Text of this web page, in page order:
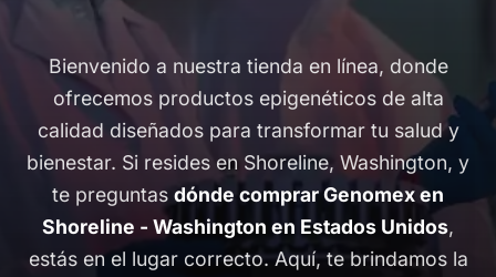
Bienvenido a nuestra tienda en línea, donde
ofrecemos productos epigenéticos de alta
calidad diseñados para transformar tu salud y
bienestar. Si resides en Shoreline, Washington, y
te preguntas dónde comprar Genomex en
Shoreline - Washington en Estados Unidos,
estás en el lugar correcto. Aquí, te brindamos la